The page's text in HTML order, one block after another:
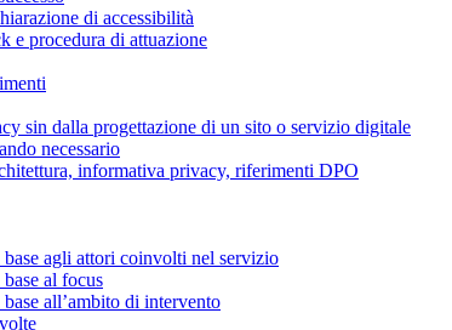
di accessibilità
e procedura di attuazione
sin dalla progettazione di un sito o servizio digitale
necessario
informativa privacy, riferimenti DPO
agli attori coinvolti nel servizio
al focus
all’ambito di intervento